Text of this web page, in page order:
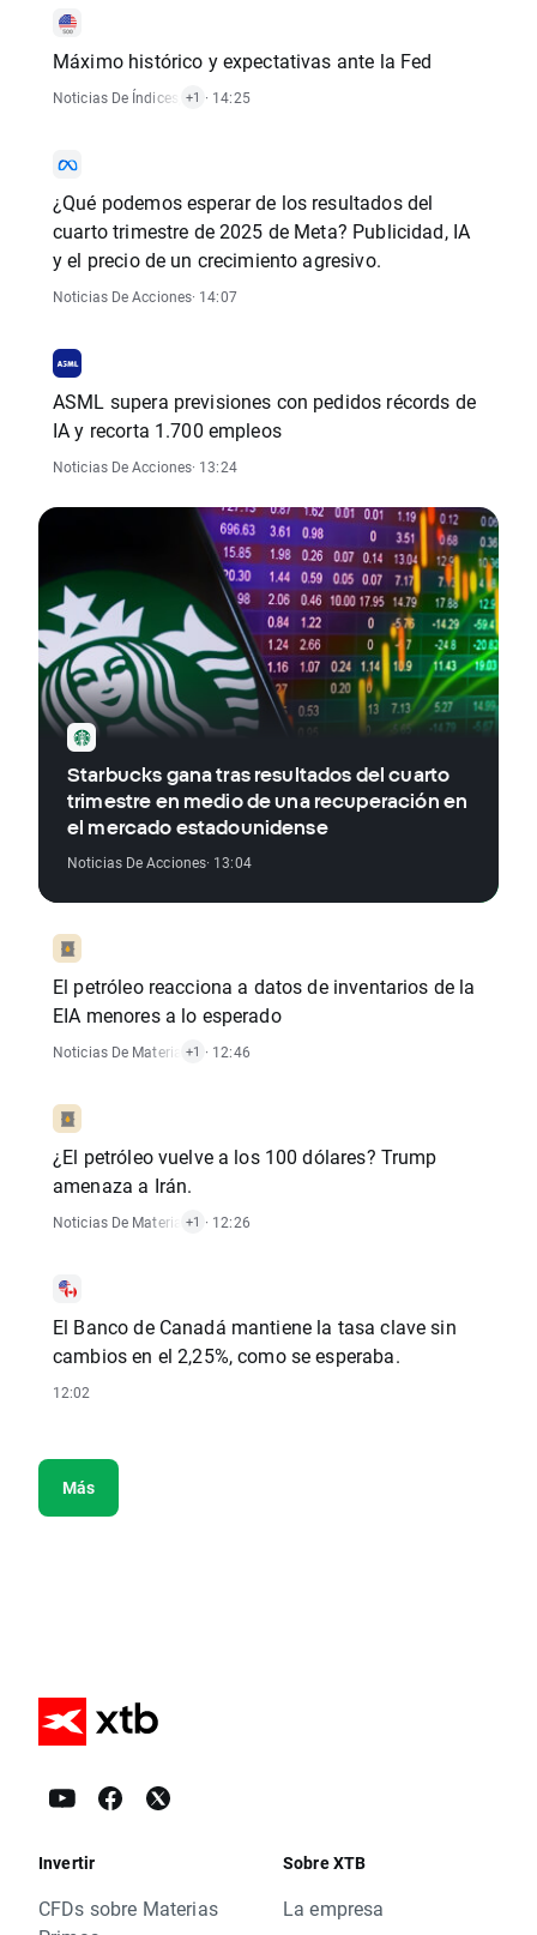
Máximo histórico y expectativas ante la Fed
Noticias De Índices Noticias De Acciones
+1 · 14:25
¿Qué podemos esperar de los resultados del
cuarto trimestre de 2025 de Meta? Publicidad, IA
y el precio de un crecimiento agresivo.
Noticias De Acciones· 14:07
ASML supera previsiones con pedidos récords de
IA y recorta 1.700 empleos
Noticias De Acciones· 13:24
Starbucks gana tras resultados del cuarto
trimestre en medio de una recuperación en
el mercado estadounidense
Noticias De Acciones· 13:04
El petróleo reacciona a datos de inventarios de la
EIA menores a lo esperado
Noticias De Materias Primas
+1 · 12:46
¿El petróleo vuelve a los 100 dólares? Trump
amenaza a Irán.
Noticias De Materias Primas
+1 · 12:26
El Banco de Canadá mantiene la tasa clave sin
cambios en el 2,25%, como se esperaba.
12:02
Más
Invertir
CFDs sobre Materias
Sobre XTB
La empresa